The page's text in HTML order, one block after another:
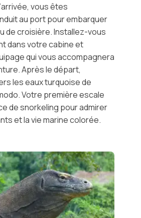
vous êtes
au port pour embarquer
de croisière. Installez-vous
dans votre cabine et
qui vous accompagnera
Après le départ,
les eaux turquoise de
. Votre première escale
de snorkeling pour admirer
et la vie marine colorée.